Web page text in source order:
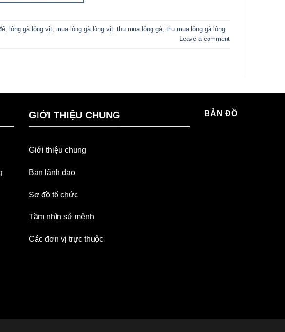
lông gà lông vịt mua lông gà lông vịt thu mua lông gà thu mua lông gà lông
Leave a comment
GIỚI THIỆU CHUNG
Giới thiệu chung
Ban lãnh đạo
Sơ đồ tổ chức
Tầm nhìn sứ mệnh
Các đơn vị trực thuộc
BẢN ĐỒ